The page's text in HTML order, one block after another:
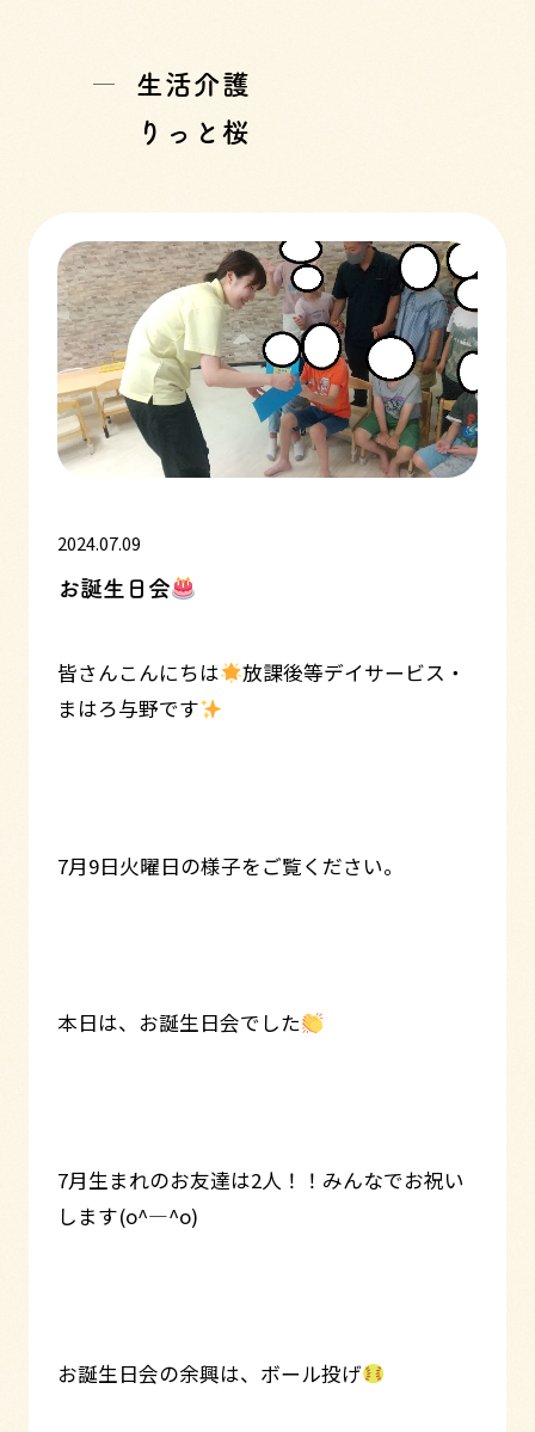
2024.07.09
お誕生日会
皆さんこんにちは
放課後等デイサービス・
まはろ与野です
7月9日火曜日の様子をご覧ください。
本日は、お誕生日会でした
7月生まれのお友達は2人！！みんなでお祝い
します(o^―^o)
お誕生日会の余興は、ボール投げ
生活介護
りっと桜